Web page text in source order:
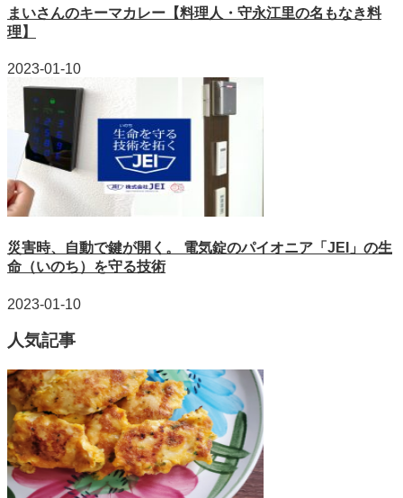
まいさんのキーマカレー【料理人・守永江里の名もなき料
理】
2023-01-10
災害時、自動で鍵が開く。 電気錠のパイオニア「JEI」の生
命（いのち）を守る技術
2023-01-10
人気記事